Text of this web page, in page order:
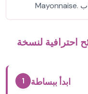
1 ابدأ ببساطة